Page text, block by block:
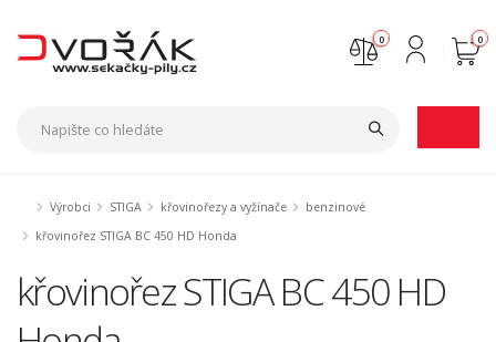
0
0
Výrobci STIGA křovinořezy a vyžínače
benzinové
křovinořez STIGA BC 450 HD Honda
křovinořez STIGA BC 450 HD